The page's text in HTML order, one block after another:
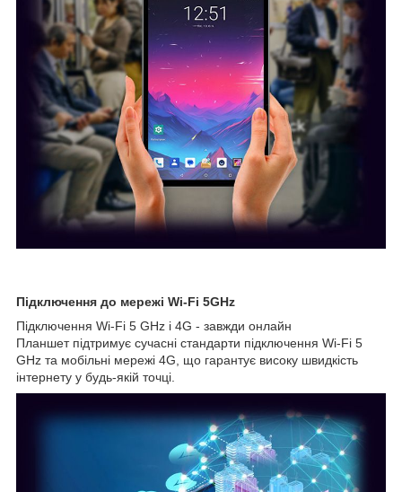
Підключення до мережі Wi-Fi 5GHz
Підключення Wi-Fi 5 GHz і 4G - завжди онлайн
Планшет підтримує сучасні стандарти підключення Wi-Fi 5
GHz та мобільні мережі 4G, що гарантує високу швидкість
інтернету у будь-якій точці.